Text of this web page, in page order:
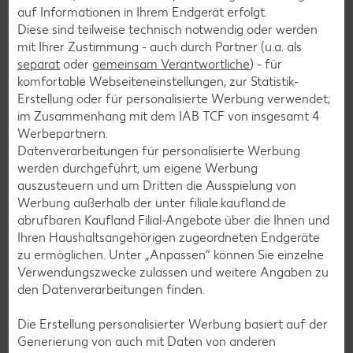
Vitamin B6:0.2 mg
Vitamin C:0 mg
Vitamin E:0.39 mg
Mineralstoffe
Calcium:6 mg
Eisen:2.24 mg
Kalium:363 mg
Magnesium:24 mg
Natrium:71 mg
auf Informationen in Ihrem Endgerät erfolgt.
Diese sind teilweise technisch notwendig oder werden
mit Ihrer Zustimmung - auch durch Partner (u.a. als
separat oder gemeinsam Verantwortliche) - für
komfortable Webseiteneinstellungen, zur Statistik-
Erstellung oder für personalisierte Werbung verwendet;
im Zusammenhang mit dem IAB TCF von insgesamt 4
Werbepartnern.
Datenverarbeitungen für personalisierte Werbung
werden durchgeführt, um eigene Werbung
auszusteuern und um Dritten die Ausspielung von
Werbung außerhalb der unter filiale.kaufland.de
abrufbaren Kaufland Filial-Angebote über die Ihnen und
Ihren Haushaltsangehörigen zugeordneten Endgeräte
zu ermöglichen. Unter „Anpassen“ können Sie einzelne
Verwendungszwecke zulassen und weitere Angaben zu
den Datenverarbeitungen finden.
Die Erstellung personalisierter Werbung basiert auf der
Generierung von auch mit Daten von anderen